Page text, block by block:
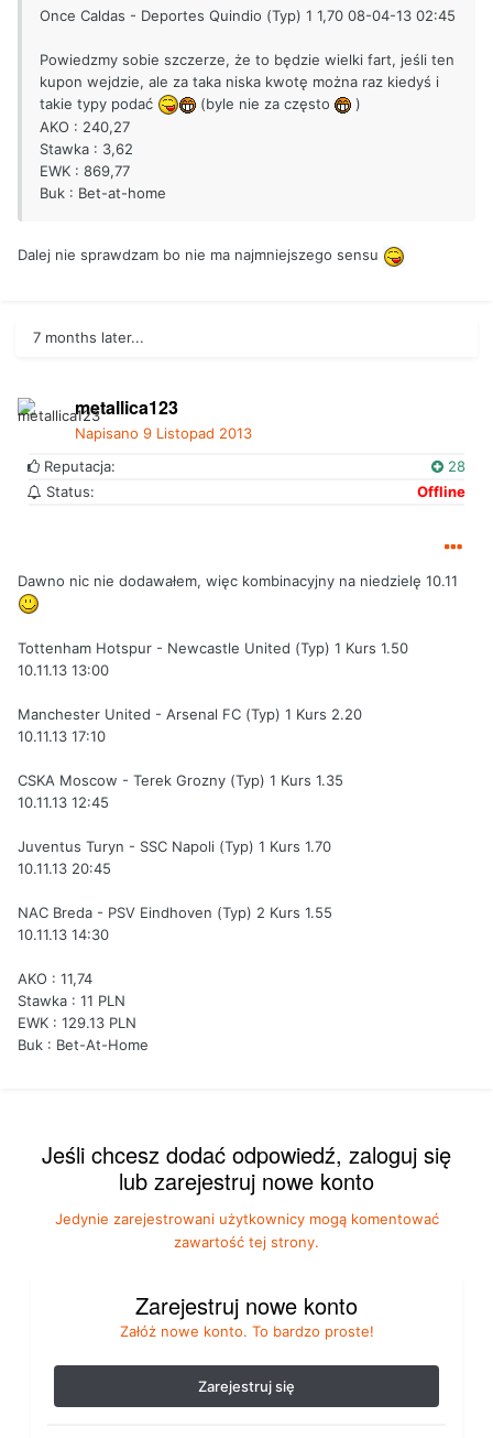
Once Caldas - Deportes Quindio (Typ) 1 1,70 08-04-13 02:45
Powiedzmy sobie szczerze, że to będzie wielki fart, jeśli ten
kupon wejdzie, ale za taka niska kwotę można raz kiedyś i
takie typy podać
(byle nie za często
)
AKO : 240,27
Stawka : 3,62
EWK : 869,77
Buk : Bet-at-home
Dalej nie sprawdzam bo nie ma najmniejszego sensu
7 months later...
metallica123
Napisano 9 Listopad 2013
Reputacja:
28
Status:
Offline
Dawno nic nie dodawałem, więc kombinacyjny na niedzielę 10.11
Tottenham Hotspur - Newcastle United (Typ) 1 Kurs 1.50
10.11.13 13:00
Manchester United - Arsenal FC (Typ) 1 Kurs 2.20
10.11.13 17:10
CSKA Moscow - Terek Grozny (Typ) 1 Kurs 1.35
10.11.13 12:45
Juventus Turyn - SSC Napoli (Typ) 1 Kurs 1.70
10.11.13 20:45
NAC Breda - PSV Eindhoven (Typ) 2 Kurs 1.55
10.11.13 14:30
AKO : 11,74
Stawka : 11 PLN
EWK : 129.13 PLN
Buk : Bet-At-Home
Jeśli chcesz dodać odpowiedź, zaloguj się
lub zarejestruj nowe konto
Jedynie zarejestrowani użytkownicy mogą komentować
zawartość tej strony.
Zarejestruj nowe konto
Załóż nowe konto. To bardzo proste!
Zarejestruj się